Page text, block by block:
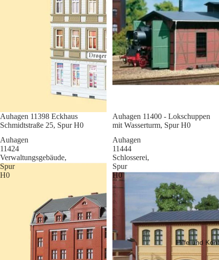
Hilfe und
Sale
Auhagen 11398 Eckhaus
Schmidtstraße 25, Spur H0
Sale
Auhagen 11400 - Lokschuppen
mit Wasserturm, Spur H0
Auhagen
11424
Verwaltungsgebäude,
Spur
H0
Auhagen
11444
Schlosserei,
Spur
H0